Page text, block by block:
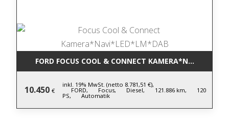
FORD FOCUS COOL & CONNECT
10.450 €
inkl. 19% MwSt. (netto 8.781,51 €),
FORD, Focus, Diesel, 121.886 km, 120
PS, Automatik